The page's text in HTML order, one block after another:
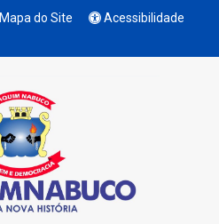
Mapa do Site
Acessibilidade